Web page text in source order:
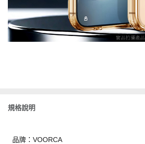
規格說明
品牌：VOORCA